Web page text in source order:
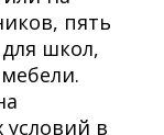
пять
школ,
условий в